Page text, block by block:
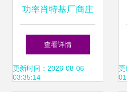
功率肖特基厂商庄
氏科技授权世强硬
创代理，赋能储能
查看详情
更新时间：2026-08-06
03:35:14
更